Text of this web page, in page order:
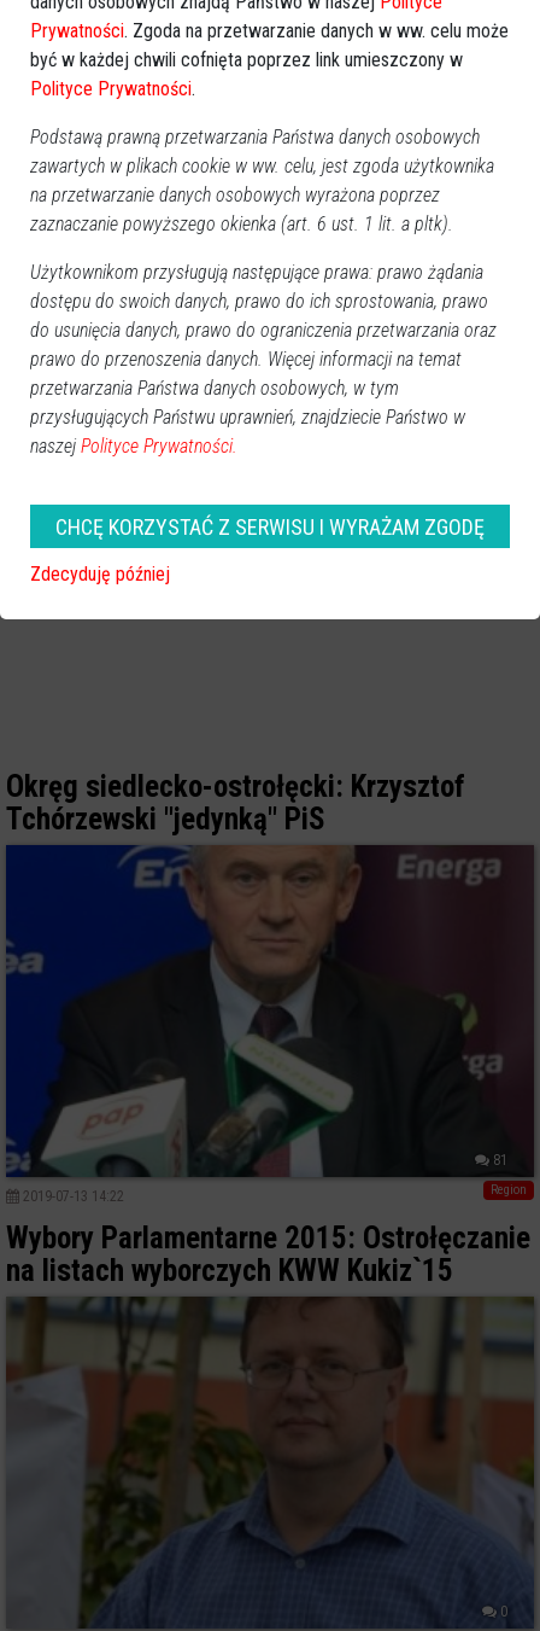
Region
2023-04-16 18:31
Okręg siedlecko-ostrołęcki: Krzysztof
Tchórzewski "jedynką" PiS
81
Region
2019-07-13 14:22
Wybory Parlamentarne 2015: Ostrołęczanie
na listach wyborczych KWW Kukiz`15
0
Prywatności. Zgoda na przetwarzanie danych w ww. celu może
być w każdej chwili cofnięta poprzez link umieszczony w
Polityce Prywatności.
Podstawą prawną przetwarzania Państwa danych osobowych
zawartych w plikach cookie w ww. celu, jest zgoda użytkownika
na przetwarzanie danych osobowych wyrażona poprzez
zaznaczanie powyższego okienka (art. 6 ust. 1 lit. a pltk).
Użytkownikom przysługują następujące prawa: prawo żądania
dostępu do swoich danych, prawo do ich sprostowania, prawo
do usunięcia danych, prawo do ograniczenia przetwarzania oraz
prawo do przenoszenia danych. Więcej informacji na temat
przetwarzania Państwa danych osobowych, w tym
przysługujących Państwu uprawnień, znajdziecie Państwo w
naszej Polityce Prywatności.
CHCĘ KORZYSTAĆ Z SERWISU I WYRAŻAM ZGODĘ
Zdecyduję później